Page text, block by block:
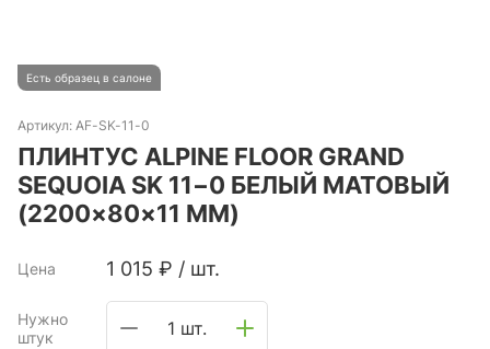
Есть образец в салоне
Артикул: AF-SK-11-0
ПЛИНТУС ALPINE FLOOR GRAND
SEQUOIA SK 11−0 БЕЛЫЙ МАТОВЫЙ
(2200×80×11 ММ)
Цена 1 015 ₽ / шт.
Нужно
штук
1 шт.